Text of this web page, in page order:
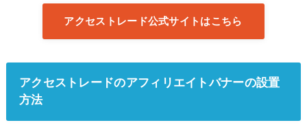
アクセストレード公式サイトはこちら
アクセストレードのアフィリエイトバナーの設置
方法